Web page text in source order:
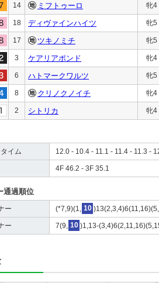
14 ミフトゥーロ 牝4
18 ディヴァインハイツ 牝5
17 ツキノミチ 牝5
3 ケアリアポンド 牝4
6 ハトマークワルツ 牝5
8 クリノクノイチ 牝4
2 シトリカ 牝4
イム 12.0 - 10.4 - 11.1 - 11.4 - 11.3 -
4F 46.2 - 3F 35.1
通過順位
ー (*7,9)(1, 10
ー 7(9, 10 )1,13-